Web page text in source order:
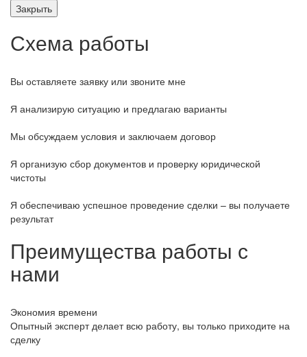
Закрыть
Схема работы
Вы оставляете заявку или звоните мне
Я анализирую ситуацию и предлагаю варианты
Мы обсуждаем условия и заключаем договор
Я организую сбор документов и проверку юридической
чистоты
Я обеспечиваю успешное проведение сделки – вы получаете
результат
Преимущества работы с
нами
Экономия времени
Опытный эксперт делает всю работу, вы только приходите на
сделку